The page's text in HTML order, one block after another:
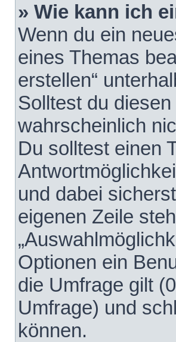
» Wie kann ich
Wenn du ein
eines Themas
erstellen“
Solltest du
wahrscheinlich
Du solltest einen
und dabei
eigenen Zeile
Optionen ein
die Umfrage gilt
Umfrage) und
können.